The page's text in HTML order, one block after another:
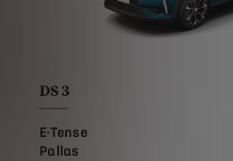
DS 3
E-Tense
Pallas